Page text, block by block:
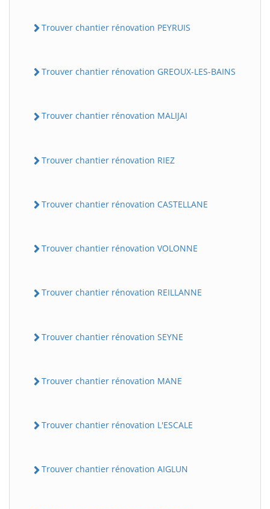
Trouver chantier rénovation PEYRUIS
Trouver chantier rénovation GREOUX-LES-BAINS
Trouver chantier rénovation MALIJAI
Trouver chantier rénovation RIEZ
Trouver chantier rénovation CASTELLANE
Trouver chantier rénovation VOLONNE
Trouver chantier rénovation REILLANNE
Trouver chantier rénovation SEYNE
Trouver chantier rénovation MANE
Trouver chantier rénovation L'ESCALE
Trouver chantier rénovation AIGLUN